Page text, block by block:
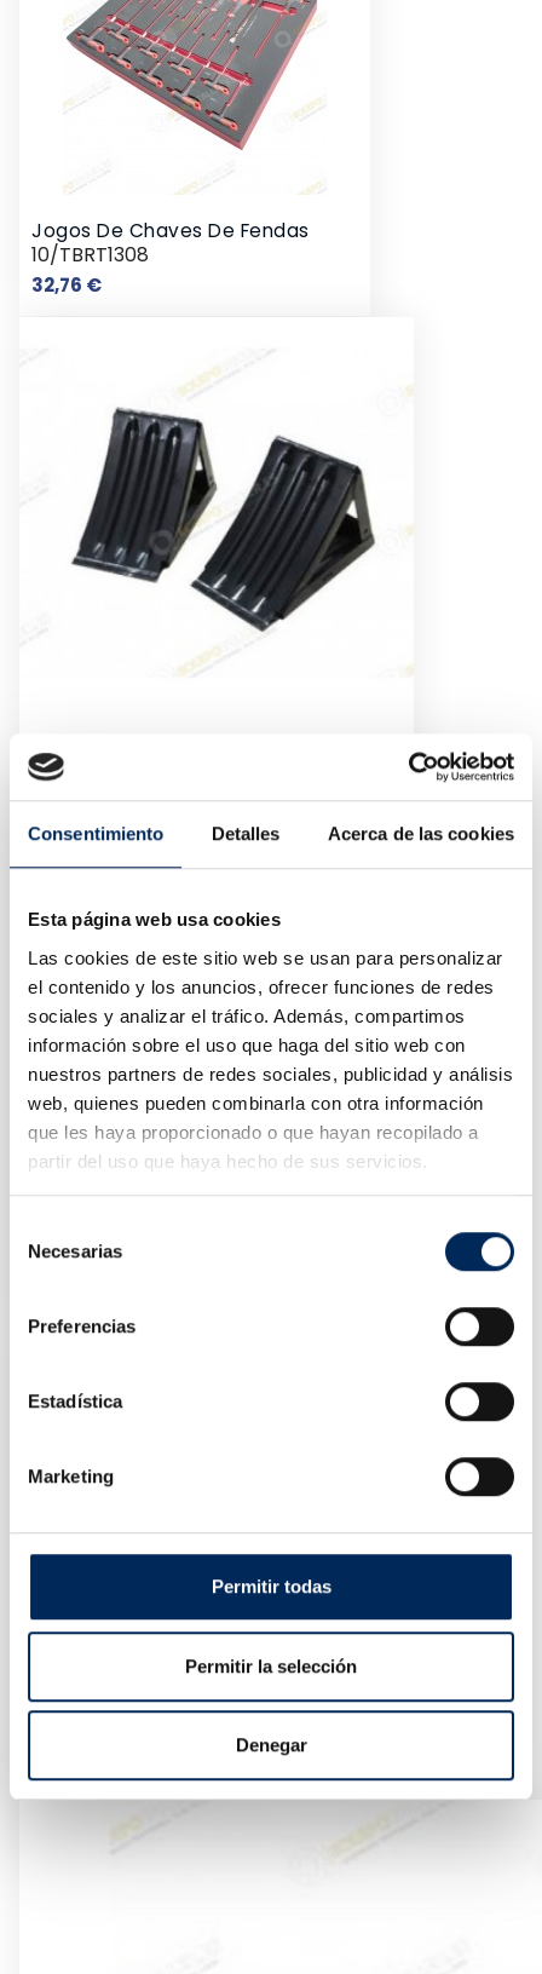
Consentimiento Detalles Acerca de las cookies
Esta página web usa cookies
Las cookies de este sitio web se usan para personalizar
el contenido y los anuncios, ofrecer funciones de redes
sociales y analizar el tráfico. Además, compartimos
información sobre el uso que haga del sitio web con
nuestros partners de redes sociales, publicidad y análisis
web, quienes pueden combinarla con otra información
que les haya proporcionado o que hayan recopilado a
partir del uso que haya hecho de sus servicios.
Necesarias
Preferencias
Estadística
Marketing
Permitir todas
Permitir la selección
Denegar
Jogos De Chaves De Fendas
10/TBRT1308
32,76 €Preço
Roda De Sapatos Ou Taco Caminhões
10/TRN37-2
35,33 €Preço
Conjunto Fixo De Chaves Tubulação
10/TBRS0585
Bancada Lavar Peças 75 Litros